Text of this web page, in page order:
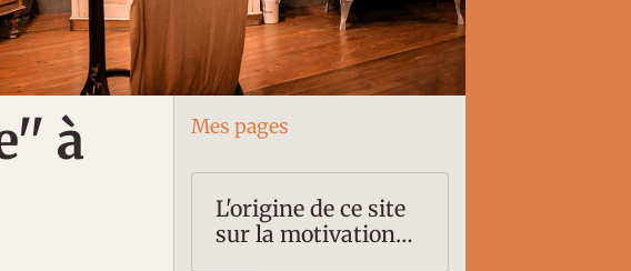
à
Mes pages
L'origine de ce site
sur la motivation